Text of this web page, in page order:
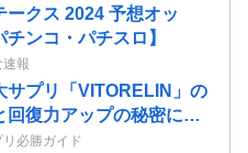
ークス 2024 予想オッ
ンコ・パチスロ】
報
サプリ「VITORELIN」の
回復力アップの秘密に迫
必勝ガイド